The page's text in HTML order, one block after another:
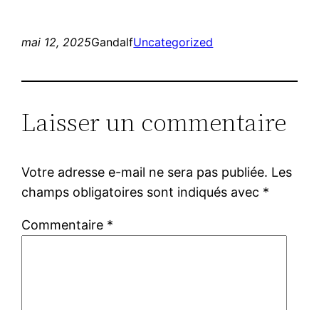
mai 12, 2025GandalfUncategorized
Laisser un commentaire
Votre adresse e-mail ne sera pas publiée. Les
champs obligatoires sont indiqués avec *
Commentaire *